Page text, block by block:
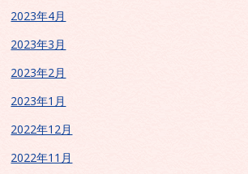
2023年4月
2023年3月
2023年2月
2023年1月
2022年12月
2022年11月